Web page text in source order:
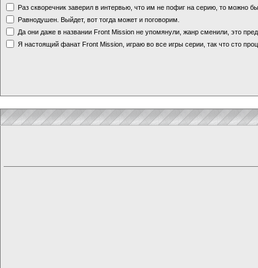
Раз скворечник заверил в интервью, что им не пофиг на серию, то можно
Равнодушен. Выйдет, вот тогда может и поговорим.
Да они даже в названии Front Mission не упомянули, жанр сменили, это
Я настоящий фанат Front Mission, играю во все игры серии, так что сто